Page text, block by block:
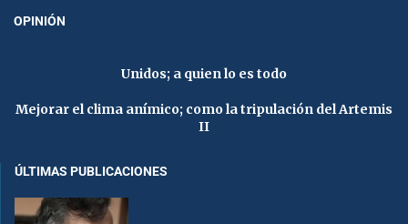
OPINIÓN
Unidos; a quien lo es todo
Mejorar el clima anímico; como la tripulación del Artemis
II
ÚLTIMAS PUBLICACIONES